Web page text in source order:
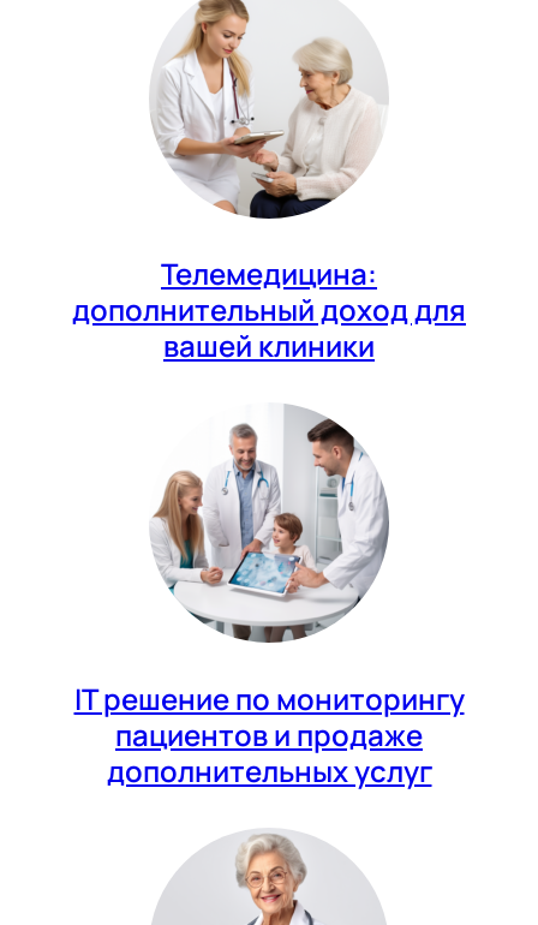
Телемедицина:
дополнительный доход для
вашей клиники
IT решение по мониторингу
пациентов и продаже
дополнительных услуг